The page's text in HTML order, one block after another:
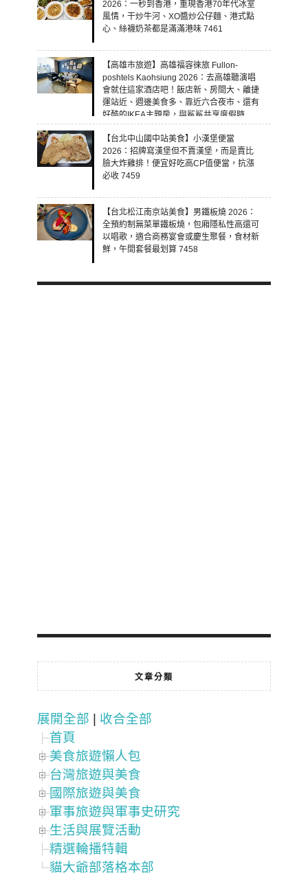
2026：一秒到香港，重現香港70年代冰室
風情，干炒牛河、XO醬炒公仔麵、港式點
心、絲襪奶茶都是滿滿港味 7461
【高雄市旅遊】高雄福容徠旅 Fullon-
poshtels Kaohsiung 2026：去高雄聽演唱
會就住這家酒店吧！飯店新、房間大、離捷
運站近、週邊美食多、靠近六合夜市、還有
好酷的IKEA主題房，與鯊鯊共享度假時
光！ 7460
【台北中山國中站美食】小漢堡便當
2026：招牌寫漢堡但不賣漢堡，而是賣比
臉大炸雞排！便宜好吃高CP值便當，抗漲
必收 7459
【台北松江南京站美食】男鐵板燒 2026：
全預約制無菜單鐵板燒，包廂隱私性高還可
以唱歌，適合商務宴會或慶生聚餐，食材新
鮮，午間套餐最划算 7458
文章分類
展開全部 | 收合全部
首頁
美食旅遊懶人包
台灣旅遊與美食
國際旅遊與美食
軍事旅遊與軍事史研究
生活與展覽活動
精選輪播特輯
貓大爺部落格本部